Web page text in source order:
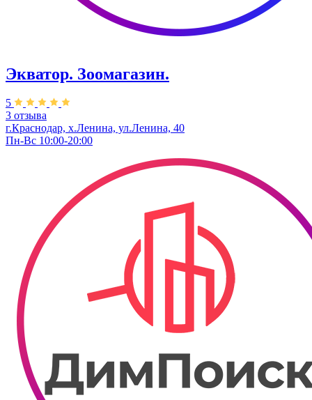
Экватор. Зоомагазин.
5
3 отзыва
г.Краснодар, х.Ленина, ул.Ленина, 40
Пн-Вс 10:00-20:00